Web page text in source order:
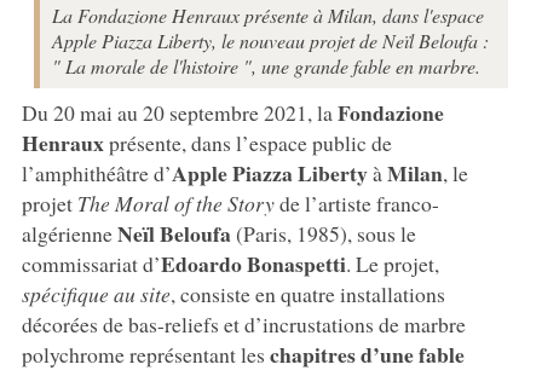
La Fondazione Henraux présente à Milan, dans l'espace
Apple Piazza Liberty, le nouveau projet de Neïl Beloufa :
" La morale de l'histoire ", une grande fable en marbre.
Du 20 mai au 20 septembre 2021, la Fondazione
Henrauxprésente, dans l’espace public de
l’amphithéâtre d’Apple Piazza Libertyà Milan, le
projet The Moral of the Storyde l’artiste franco-
algérienneNeïl Beloufa(Paris, 1985), sous le
commissariat d’Edoardo Bonaspetti. Le projet,
spécifique au site, consiste en quatre installations
décorées de bas-reliefs et d’incrustations de marbre
polychrome représentant les chapitres d’une fable